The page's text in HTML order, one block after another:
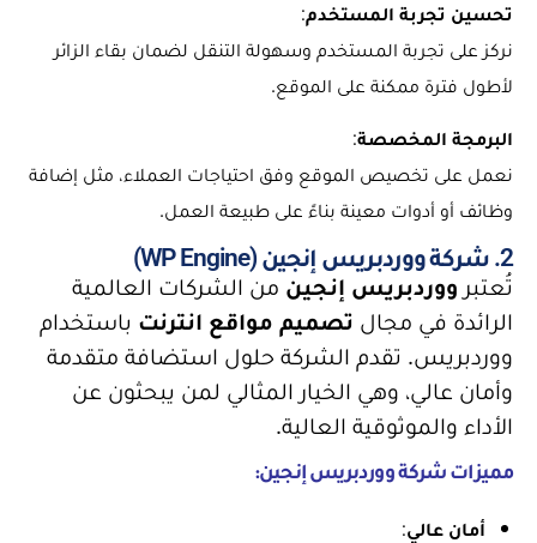
تحسين تجربة المستخدم:
نركز على تجربة المستخدم وسهولة التنقل لضمان بقاء الزائر
لأطول فترة ممكنة على الموقع.
البرمجة المخصصة:
نعمل على تخصيص الموقع وفق احتياجات العملاء، مثل إضافة
وظائف أو أدوات معينة بناءً على طبيعة العمل.
2. شركة ووردبريس إنجين (WP Engine)
تُعتبر ووردبريس إنجين من الشركات العالمية
الرائدة في مجال تصميم مواقع انترنت باستخدام
ووردبريس. تقدم الشركة حلول استضافة متقدمة
وأمان عالي، وهي الخيار المثالي لمن يبحثون عن
الأداء والموثوقية العالية.
مميزات شركة ووردبريس إنجين:
أمان عالي: